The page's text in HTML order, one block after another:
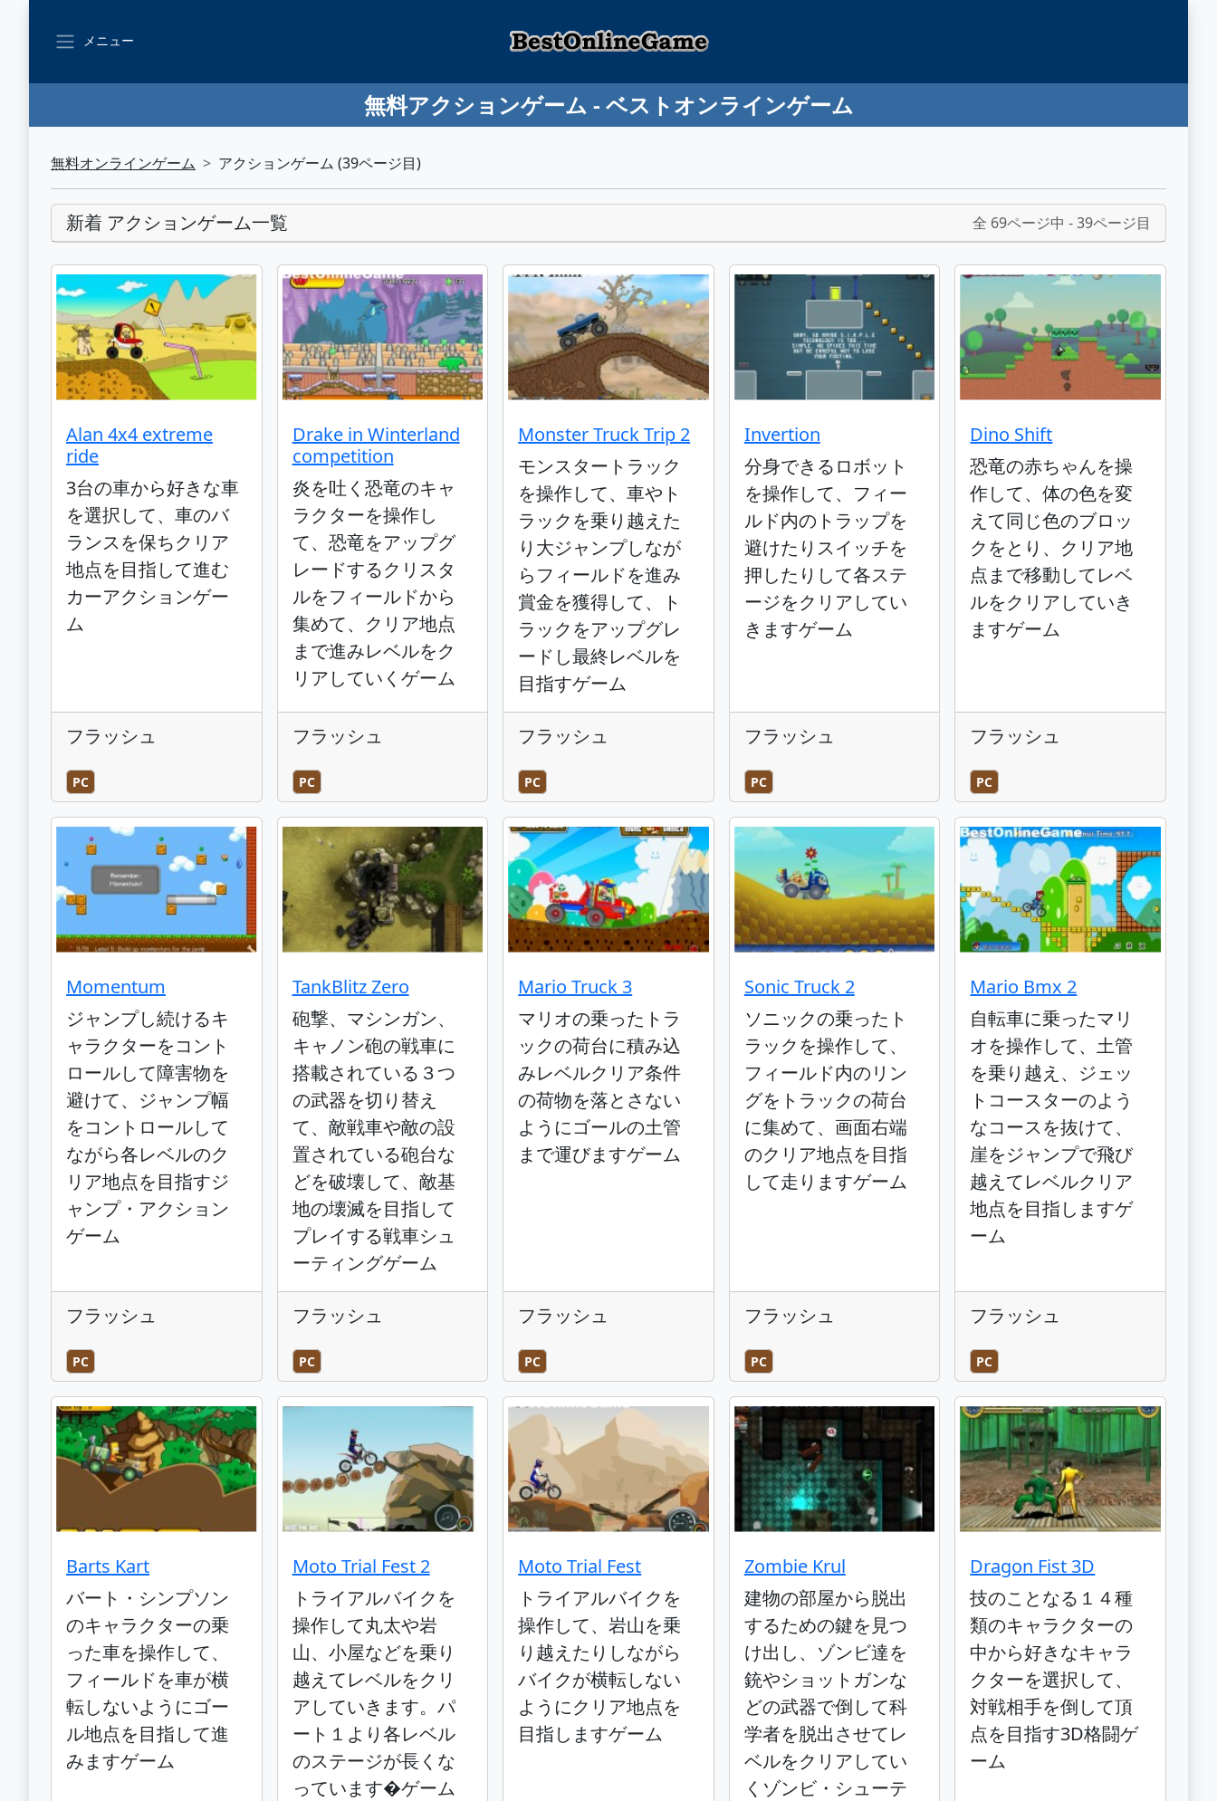
メニュー
無料アクションゲーム - ベストオンラインゲーム
無料オンラインゲーム アクションゲーム (39ページ目)
新着 アクションゲーム一覧 全 69ページ中 - 39ページ目
Alan 4x4 extreme
ride
3台の車から好きな車
を選択して、車のバ
ランスを保ちクリア
地点を目指して進む
カーアクションゲー
ム
フラッシュ
PC
Drake in Winterland
competition
炎を吐く恐竜のキャ
ラクターを操作し
て、恐竜をアップグ
レードするクリスタ
ルをフィールドから
集めて、クリア地点
まで進みレベルをク
リアしていくゲーム
フラッシュ
PC
Monster Truck Trip 2
モンスタートラック
を操作して、車やト
ラックを乗り越えた
り大ジャンプしなが
らフィールドを進み
賞金を獲得して、ト
ラックをアップグレ
ードし最終レベルを
目指すゲーム
フラッシュ
PC
Invertion
分身できるロボット
を操作して、フィー
ルド内のトラップを
避けたりスイッチを
押したりして各ステ
ージをクリアしてい
きますゲーム
フラッシュ
PC
Dino Shift
恐竜の赤ちゃんを操
作して、体の色を変
えて同じ色のブロッ
クをとり、クリア地
点まで移動してレベ
ルをクリアしていき
ますゲーム
フラッシュ
PC
Momentum
ジャンプし続けるキ
ャラクターをコント
ロールして障害物を
避けて、ジャンプ幅
をコントロールして
ながら各レベルのク
リア地点を目指すジ
ャンプ・アクション
ゲーム
フラッシュ
PC
TankBlitz Zero
砲撃、マシンガン、
キャノン砲の戦車に
搭載されている３つ
の武器を切り替え
て、敵戦車や敵の設
置されている砲台な
どを破壊して、敵基
地の壊滅を目指して
プレイする戦車シュ
ーティングゲーム
フラッシュ
PC
Mario Truck 3
マリオの乗ったトラ
ックの荷台に積み込
みレベルクリア条件
の荷物を落とさない
ようにゴールの土管
まで運びますゲーム
フラッシュ
PC
Sonic Truck 2
ソニックの乗ったト
ラックを操作して、
フィールド内のリン
グをトラックの荷台
に集めて、画面右端
のクリア地点を目指
して走りますゲーム
フラッシュ
PC
Mario Bmx 2
自転車に乗ったマリ
オを操作して、土管
を乗り越え、ジェッ
トコースターのよう
なコースを抜けて、
崖をジャンプで飛び
越えてレベルクリア
地点を目指しますゲ
ーム
フラッシュ
PC
Barts Kart
バート・シンプソン
のキャラクターの乗
った車を操作して、
フィールドを車が横
転しないようにゴー
ル地点を目指して進
みますゲーム
Moto Trial Fest 2
トライアルバイクを
操作して丸太や岩
山、小屋などを乗り
越えてレベルをクリ
アしていきます。パ
ート１より各レベル
のステージが長くな
っています�ゲーム
Moto Trial Fest
トライアルバイクを
操作して、岩山を乗
り越えたりしながら
バイクが横転しない
ようにクリア地点を
目指しますゲーム
Zombie Krul
建物の部屋から脱出
するための鍵を見つ
け出し、ゾンビ達を
銃やショットガンな
どの武器で倒して科
学者を脱出させてレ
ベルをクリアしてい
くゾンビ・シューテ
Dragon Fist 3D
技のことなる１４種
類のキャラクターの
中から好きなキャラ
クターを選択して、
対戦相手を倒して頂
点を目指す3D格闘ゲ
ーム